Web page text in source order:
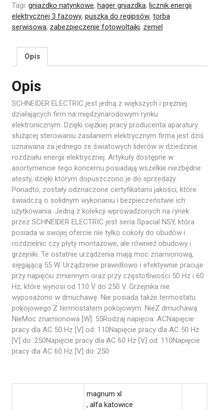
Tagi: gniazdko natynkowe, hager gniazdka, licznik energii
elektrycznej 3 fazowy, puszka do regipsów, torba
serwisowa, zabezpieczenie fotowoltaiki, zemel
Opis
Opis
SCHNEIDER ELECTRIC jest jedną z większych i prężniej
działających firm na międzynarodowym rynku
elektronicznym. Dzięki ciężkiej pracy producenta aparatury
służącej sterowaniu zasilaniem elektrycznym firma jest dziś
uznawana za jednego ze światowych liderów w dziedzinie
rozdziału energii elektrycznej. Artykuły dostępne w
asortymencie tego koncernu posiadają wszelkie niezbędne
atesty, dzięki którym dopuszczono je do sprzedaży.
Ponadto, zostały odznaczone certyfikatami jakości, które
świadczą o solidnym wykonaniu i bezpieczeństwie ich
użytkowania. Jedną z kolekcji wprowadzonych na rynek
przez SCHNEIDER ELECTRIC jest seria Spacial NSY, która
posiada w swojej ofercie nie tylko cokoły do obudów i
rozdzielnic czy płyty montażowe, ale również obudowy i
grzejniki. Te ostatnie urządzenia mają moc znamionową,
sięgającą 55 W. Urządzenie prawidłowo i efektywnie pracuje
przy napięciu zmiennym oraz przy częstotliwości 50 Hz i 60
Hz, które wynosi od 110 V do 250 V. Grzejnika nie
wyposażono w dmuchawę. Nie posiada także termostatu
pokojowego.Z termostatem pokojowym: NieZ dmuchawą:
NieMoc znamionowa [W]: 55Rodzaj napięcia: ACNapięcie
pracy dla AC 50 Hz [V] od: 110Napięcie pracy dla AC 50 Hz
[V] do: 250Napięcie pracy dla AC 60 Hz [V] od: 110Napięcie
pracy dla AC 60 Hz [V] do: 250
magnum xl
, alfa katowice